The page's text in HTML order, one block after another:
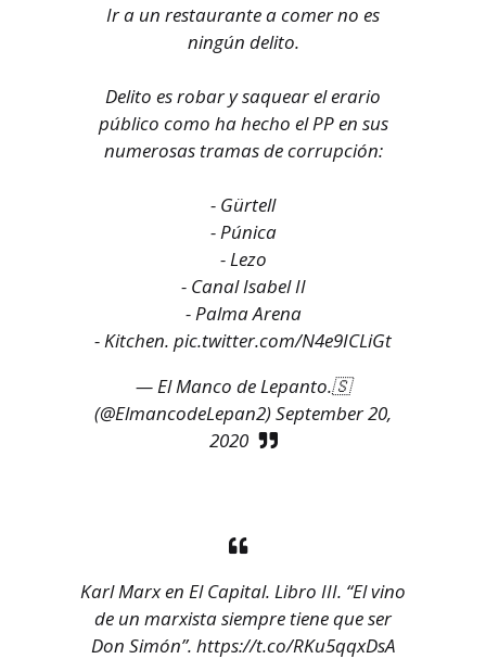
Ir a un restaurante a comer no es
ningún delito.
Delito es robar y saquear el erario
público como ha hecho el PP en sus
numerosas tramas de corrupción:
- Gürtell
- Púnica
- Lezo
- Canal Isabel II
- Palma Arena
- Kitchen. pic.twitter.com/N4e9ICLiGt
— El Manco de Lepanto.🇸
(@ElmancodeLepan2)September 20,
2020
Karl Marx en El Capital. Libro III. “El vino
de un marxista siempre tiene que ser
Don Simón”. https://t.co/RKu5qqxDsA